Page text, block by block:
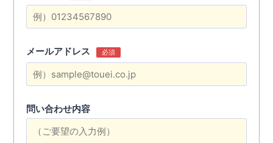
メールアドレス 必須
問い合わせ内容